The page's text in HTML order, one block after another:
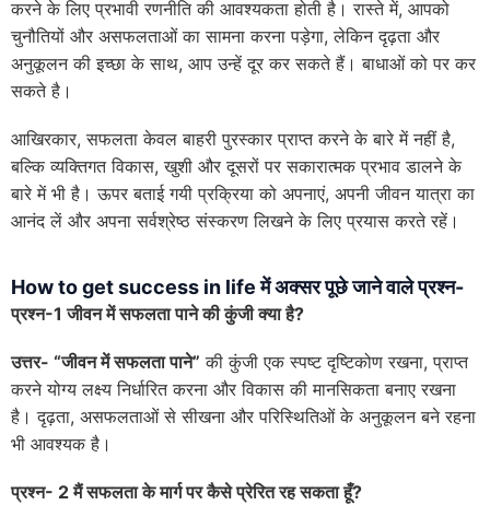
करने के लिए प्रभावी रणनीति की आवश्यकता होती है। रास्ते में, आपको
चुनौतियों और असफलताओं का सामना करना पड़ेगा, लेकिन दृढ़ता और
अनुकूलन की इच्छा के साथ, आप उन्हें दूर कर सकते हैं। बाधाओं को पर कर
सकते है।
आखिरकार, सफलता केवल बाहरी पुरस्कार प्राप्त करने के बारे में नहीं है,
बल्कि व्यक्तिगत विकास, खुशी और दूसरों पर सकारात्मक प्रभाव डालने के
बारे में भी है। ऊपर बताई गयी प्रक्रिया को अपनाएं, अपनी जीवन यात्रा का
आनंद लें और अपना सर्वश्रेष्ठ संस्करण लिखने के लिए प्रयास करते रहें।
How to get success in life मेंअक्सर पूछे जाने वाले प्रश्न-
प्रश्न-1 जीवन में सफलता पाने की कुंजी क्या है?
उत्तर- “जीवन में सफलता पाने” की कुंजी एक स्पष्ट दृष्टिकोण रखना, प्राप्त
करने योग्य लक्ष्य निर्धारित करना और विकास की मानसिकता बनाए रखना
है। दृढ़ता, असफलताओं से सीखना और परिस्थितिओं के अनुकूलन बने रहना
भी आवश्यक है।
प्रश्न- 2 मैं सफलता के मार्ग पर कैसे प्रेरित रह सकता हूँ?